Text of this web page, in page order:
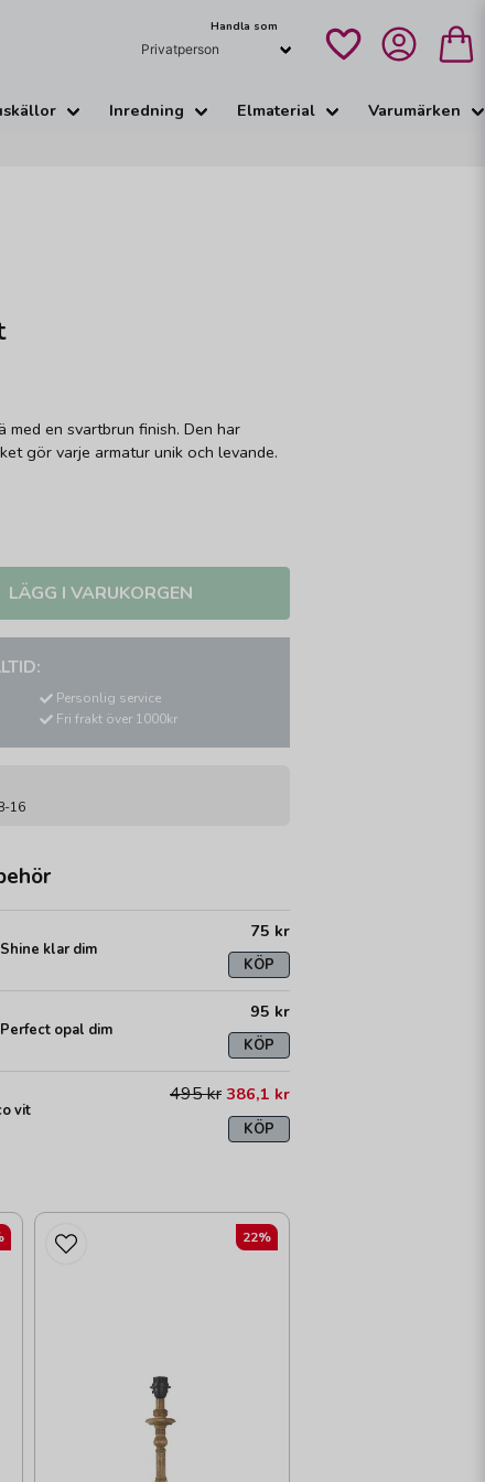
Handla som
Inredning Elmaterial Varumärken
med en svartbrun finish. Den har
gör varje armatur unik och levande.
LÄGG I VARUKORGEN
Personlig service
Fri frakt över 1000kr
16
klar dim
75 kr
KÖP
opal dim
95 kr
KÖP
vit
495 kr 386,1 kr
KÖP
22%